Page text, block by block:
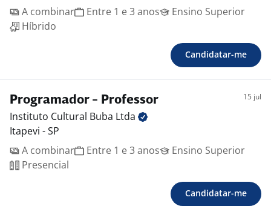
A combinar
Entre 1 e 3 anos
Ensino Superior
Híbrido
Candidatar-me
Programador - Professor 15 jul
Instituto Cultural Buba Ltda
Itapevi - SP
A combinar
Entre 1 e 3 anos
Ensino Superior
Presencial
Candidatar-me